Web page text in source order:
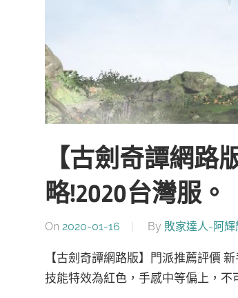
【古劍奇譚網路
略!2020台灣服。
On 2020-01-16 By 敗家達人-阿輝
【古劍奇譚網路版】門派推薦評價
技能特效為紅色，手感中等偏上，不